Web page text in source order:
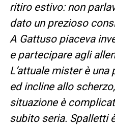
ritiro estivo: non
dato un prezioso
A Gattusopiaceva
e partecipare agli
L’attuale mister è
ed incline allo
situazione è
subito seria. Spalletti